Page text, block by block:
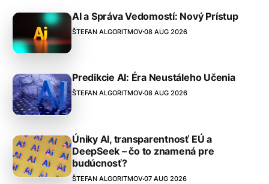
AI a Správa Vedomostí: Nový Prístup
ŠTEFAN ALGORITMOV08 AUG 2026
Predikcie AI: Éra Neustáleho Učenia
ŠTEFAN ALGORITMOV08 AUG 2026
Úniky AI, transparentnosť EÚ a
DeepSeek – čo to znamená pre
budúcnosť?
ŠTEFAN ALGORITMOV07 AUG 2026